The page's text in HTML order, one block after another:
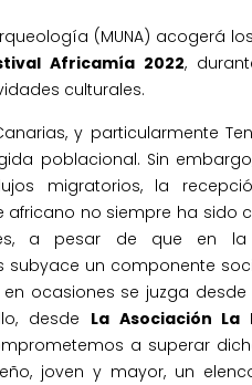
(MUNA) acogerá
Africamía 2022,
culturales.
y particularmente
poblacional. Sin
migratorios, la
africano no siempre ha sido
a pesar de que en
subyace un componente
ocasiones se juzga
desde La Asociación La
a superar
joven y mayor, un